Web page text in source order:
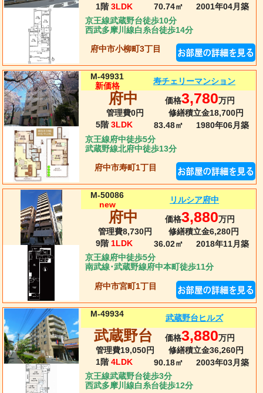
1階 3LDK 70.74㎡ 2001年04月 築
京王線武蔵野台徒歩10分
西武多摩川線白糸台徒歩14分
府中市小柳町3丁目
M-49931
新価格
寿チェリーマンション
府中 価格3,780万円
管理費0円
修繕積立金18,700円
5階 3LDK 83.48㎡ 1980年06月 築
京王線府中徒歩5分
武蔵野線北府中徒歩13分
府中市寿町1丁目
M-50086
new
リルシア府中
府中 価格3,880万円
管理費8,730円
修繕積立金6,280円
9階 1LDK 36.02㎡ 2018年11月 築
京王線府中徒歩5分
南武線･武蔵野線府中本町徒歩11分
府中市宮町1丁目
M-49934 武蔵野台ヒルズ
武蔵野台 価格3,880万円
管理費19,050円
修繕積立金36,260円
1階 4LDK 90.18㎡ 2003年03月 築
京王線武蔵野台徒歩3分
西武多摩川線白糸台徒歩12分